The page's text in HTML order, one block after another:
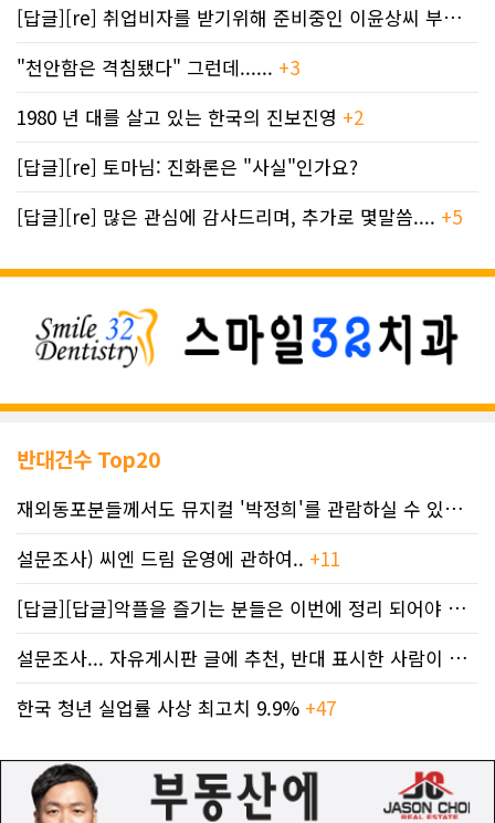
[답글][re] 취업비자를 받기위해 준비중인 이윤상씨 부부께 드리는 편지
"천안함은 격침됐다" 그런데...... +3
1980 년 대를 살고 있는 한국의 진보진영 +2
[답글][re] 토마님: 진화론은 "사실"인가요?
[답글][re] 많은 관심에 감사드리며, 추가로 몇말씀.... +5
반대건수 Top20
재외동포분들께서도 뮤지컬 '박정희'를 관람하실 수 있도록 노력하겠습니..
설문조사) 씨엔 드림 운영에 관하여.. +11
[답글][답글]악플을 즐기는 분들은 이번에 정리 되어야 합니다.
설문조사... 자유게시판 글에 추천, 반대 표시한 사람이 누구인지 명단..
한국 청년 실업률 사상 최고치 9.9% +47